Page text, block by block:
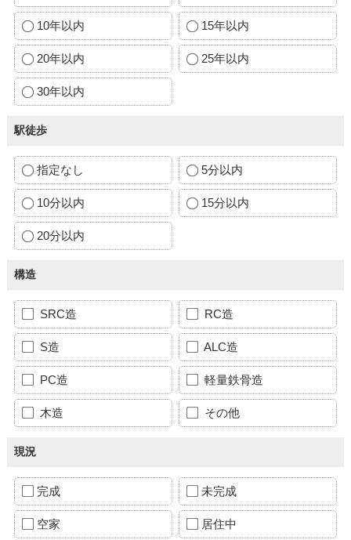
10年以内 15年以内
20年以内 25年以内
30年以内
駅徒歩
指定なし 5分以内
10分以内 15分以内
20分以内
構造
SRC造 RC造
S造 ALC造
PC造 軽量鉄骨造
木造 その他
現況
完成 未完成
空家 居住中